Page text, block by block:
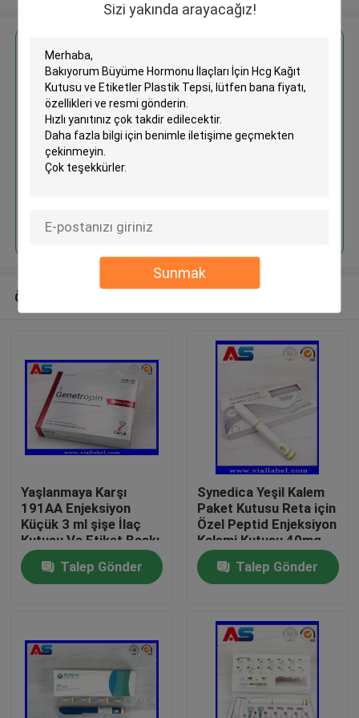
Sizi yakında arayacağız!
Sunmak
Hakkımızda
Büyüme Hormonu İlaçları İçin
Hcg Kağıt Kutusu ve Etiketler
Plastik Tepsi
Önerilen Ürünler
Yaşlanmaya Karşı
191AA Enjeksiyon
Küçük 3 ml şişe İlaç
Kutusu Ve Etiket Baskı
Genetropin
Talep Gönder
Synedica Yeşil Kalem
Paket Kutusu Reta için
Özel Peptid Enjeksiyon
Kalemi Kutusu 40mg
Peptid Enjeksiyon
Kalemi, Synedica
Enjeksiyon Kalemi
Talep Gönder